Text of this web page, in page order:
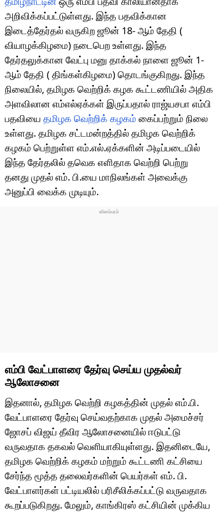
அறிவிக்கப்பட்டுள்ளது. இந்த பதவிக்கான
இடைத்தேர்தல் வருகிற ஜூன் 18- ஆம் தேதி (
வியாழக்கிழமை) நடைபெற உள்ளது. இந்த
தேர்தலுக்கான வேட்பு மனு தாக்கல் நாளை ஜூன் 1-
ஆம் தேதி ( திங்கள்கிழமை) தொடங்குகிறது. இந்த
நிலையில், தமிழக வெற்றிக் கழக கூட்டணியில் அதிக
அளவிலான எம்எல்ஏக்கள் இருப்பதால் ராஜ்யசபா எம்பி
பதவியை தமிழக வெற்றிக் கழகம் கைப்பற்றும் நிலை
உள்ளது. தமிழக சட்டமன்றத்தில் தமிழக வெற்றிக்
கழகம் பெற்றுள்ள எம்.எல்.ஏக்களின் அடிப்படையில்
இந்த தேர்தலில் தவெக எளிதாக வெற்றி பெற்று
தனது முதல் எம். பி.யை மாநிலங்கள் அவைக்கு
அனுப்பி வைக்க முடியும்.
எம்பி வேட்பாளரை தேர்வு செய்ய முதல்வர்
ஆலோசனை
இதனால், தமிழக வெற்றி கழகத்தின் முதல் எம்.பி.
வேட்பாளரை தேர்வு செய்வதற்காக முதல் அமைச்சர்
ஜோசப் விஜய் தீவிர ஆலோசனையில் ஈடுபட்டு
வருவதாக தகவல் வெளியாகியுள்ளது. இதனிடையே,
தமிழக வெற்றிக் கழகம் மற்றும் கூட்டணி கட்சியை
சேர்ந்த மூத்த தலைவர்களின் பெயர்கள் எம். பி.
வேட்பாளர்கள் பட்டியலில் பரிசீலிக்கப்பட்டு வருவதாக
கூறப்படுகிறது. மேலும், காங்கிரஸ் கட்சியின் முக்கிய